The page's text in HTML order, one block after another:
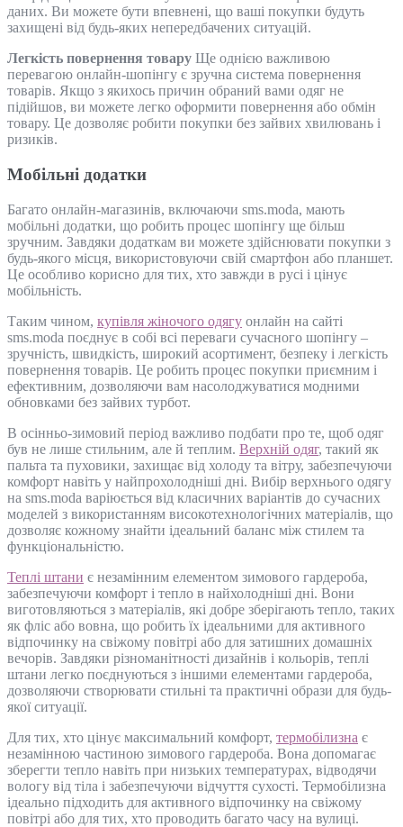
даних. Ви можете бути впевнені, що ваші покупки будуть
захищені від будь-яких непередбачених ситуацій.
Легкість повернення товару Ще однією важливою
перевагою онлайн-шопінгу є зручна система повернення
товарів. Якщо з якихось причин обраний вами одяг не
підійшов, ви можете легко оформити повернення або обмін
товару. Це дозволяє робити покупки без зайвих хвилювань і
ризиків.
Мобільні додатки
Багато онлайн-магазинів, включаючи sms.moda, мають
мобільні додатки, що робить процес шопінгу ще більш
зручним. Завдяки додаткам ви можете здійснювати покупки з
будь-якого місця, використовуючи свій смартфон або планшет.
Це особливо корисно для тих, хто завжди в русі і цінує
мобільність.
Таким чином, купівля жіночого одягу онлайн на сайті
sms.moda поєднує в собі всі переваги сучасного шопінгу –
зручність, швидкість, широкий асортимент, безпеку і легкість
повернення товарів. Це робить процес покупки приємним і
ефективним, дозволяючи вам насолоджуватися модними
обновками без зайвих турбот.
В осінньо-зимовий період важливо подбати про те, щоб одяг
був не лише стильним, але й теплим. Верхній одяг, такий як
пальта та пуховики, захищає від холоду та вітру, забезпечуючи
комфорт навіть у найпрохолодніші дні. Вибір верхнього одягу
на sms.moda варіюється від класичних варіантів до сучасних
моделей з використанням високотехнологічних матеріалів, що
дозволяє кожному знайти ідеальний баланс між стилем та
функціональністю.
Теплі штани є незамінним елементом зимового гардероба,
забезпечуючи комфорт і тепло в найхолодніші дні. Вони
виготовляються з матеріалів, які добре зберігають тепло, таких
як фліс або вовна, що робить їх ідеальними для активного
відпочинку на свіжому повітрі або для затишних домашніх
вечорів. Завдяки різноманітності дизайнів і кольорів, теплі
штани легко поєднуються з іншими елементами гардероба,
дозволяючи створювати стильні та практичні образи для будь-
якої ситуації.
Для тих, хто цінує максимальний комфорт, термобілизна є
незамінною частиною зимового гардероба. Вона допомагає
зберегти тепло навіть при низьких температурах, відводячи
вологу від тіла і забезпечуючи відчуття сухості. Термобілизна
ідеально підходить для активного відпочинку на свіжому
повітрі або для тих, хто проводить багато часу на вулиці.